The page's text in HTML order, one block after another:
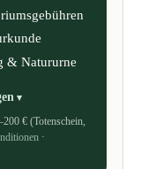
& Natururne
€ (Totenschein,
·